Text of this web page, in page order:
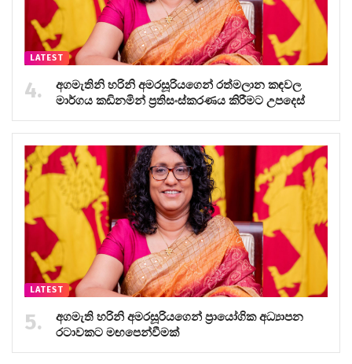
LATEST
අගමැතිනි හරිනි අමරසූරියගෙන් රත්මලාන කඳවල
මාර්ගය කඩිනමින් ප්‍රතිසංස්කරණය කිරීමට උපදෙස්
LATEST
අගමැති හරිනි අමරසූරියගෙන් ප්‍රායෝගික අධ්‍යාපන
රටාවකට මඟපෙන්වීමක්